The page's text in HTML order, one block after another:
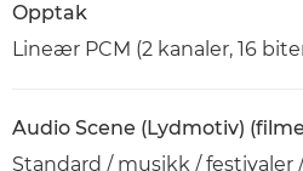
Opptak
Lineær PCM (2 kanaler, 16
Audio Scene (Lydmotiv)
Standard / musikk / festivaler